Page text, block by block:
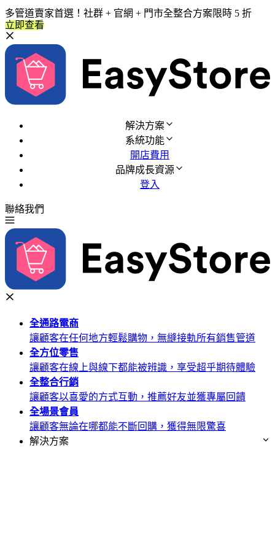
多管道賣家首選！社群 + 官網 + 門市全整合方案限時 5 折
立即查看
解決方案
系統功能
開店費用
品牌成長資源
登入
聯絡我們
全通路電商
讓顧客在任何地方輕鬆購物，無縫接軌所有銷售管道
全方位零售
讓顧客在線上與線下都能被辨識，享受超乎期待體驗
全整合行銷
讓顧客以喜愛的方式互動，推薦好友並獲專屬回饋
全場景會員
讓顧客無論在哪都能不斷回購，獲得無限驚喜
解決方案